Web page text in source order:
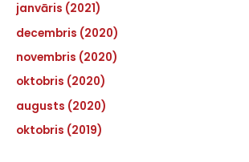
janvāris (2021)
decembris (2020)
novembris (2020)
oktobris (2020)
augusts (2020)
oktobris (2019)